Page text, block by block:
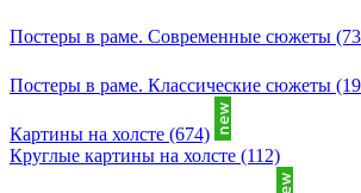
Постеры в раме. Современные сюжеты
Постеры в раме. Классические сюжеты
Картины на холсте (674)
Круглые картины на холсте (112)